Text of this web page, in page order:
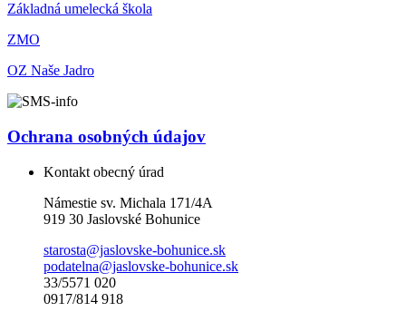
Základná umelecká škola
ZMO
OZ Naše Jadro
Ochrana osobných údajov
Kontakt obecný úrad
Námestie sv. Michala 171/4A
919 30 Jaslovské Bohunice
starosta@jaslovske-bohunice.sk
podatelna@jaslovske-bohunice.sk
33/5571 020
0917/814 918